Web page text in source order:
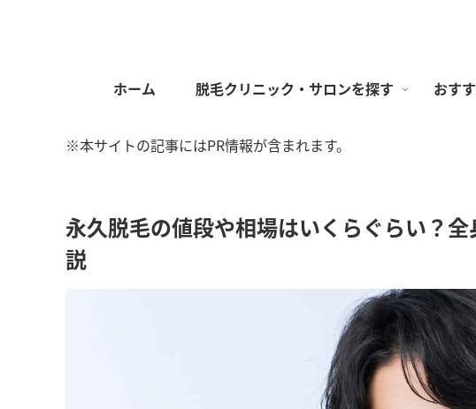
ホーム 脱毛クリニック・サロンを探す おす
※本サイトの記事にはPR情報が含まれます。
永久脱毛の値段や相場はいくらぐらい？
説